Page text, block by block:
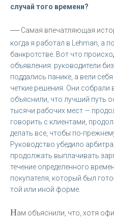
случай того времени?
— Самая впечатляющая
когда я работал в Lehman, а
банкротстве. Вот что
объявления: руководители
поддались панике, а вели
четкие решения. Они собрали
объяснили, что лучший путь
тысячи рабочих мест —
говорить с клиентами,
делать все, чтобы по-
Руководство убедило
продолжать выплачивать
течение определенного
покупателя, который был
той или иной форме.
Нам объяснили, что, хотя